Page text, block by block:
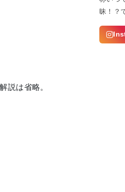
説は省略。
昧！？